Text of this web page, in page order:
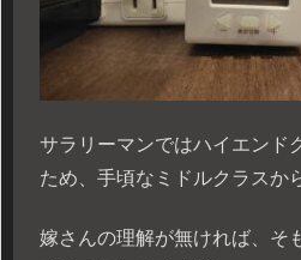
サラリーマンではハイエンド
ため、手頃なミドルクラスか
嫁さんの理解が無ければ、そ